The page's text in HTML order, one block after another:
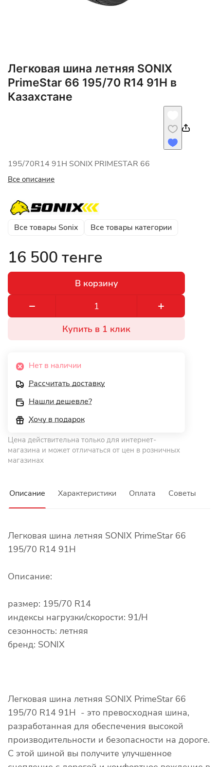
Легковая шина летняя SONIX
PrimeStar 66 195/70 R14 91H в
Казахстане
195/70R14 91H SONIX PRIMESTAR 66
Все описание
Все товары Sonix Все товары категории
16 500 тенге
В корзину
Купить в 1 клик
Нет в наличии
Рассчитать доставку
Нашли дешевле?
Хочу в подарок
Цена действительна только для интернет-
магазина и может отличаться от цен в розничных
магазинах
Описание Характеристики Оплата Советы
Легковая шина летняя SONIX PrimeStar 66
195/70 R14 91H
Описание:
размер: 195/70 R14
индексы нагрузки/скорости: 91/H
сезонность: летняя
бренд: SONIX
Легковая шина летняя SONIX PrimeStar 66
195/70 R14 91H - это превосходная шина,
разработанная для обеспечения высокой
производительности и безопасности на дороге.
С этой шиной вы получите улучшенное